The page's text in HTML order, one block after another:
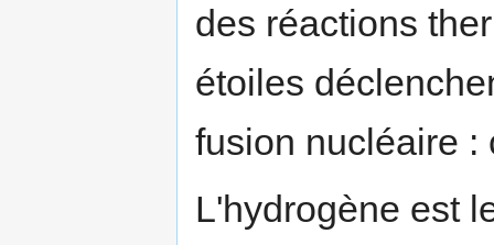
des réactions
étoiles
fusion nucléaire :
­L'hydrogène est